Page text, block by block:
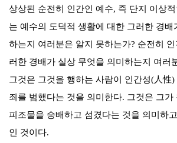
상상된 순전히 인간인 예수, 즉 단지 이상
는 예수의 도덕적 생활에 대한 그러한 경배
하는지 여러분은 알지 못하는가? 순전히
러한 경배가 실상 무엇을 의미하는지 여러
그것은 그것을 행하는 사람이 인간성(人性)
죄를 범했다는 것을 의미한다. 그것은 그가
피조물을 숭배하고 섬겼다는 것을 의미하고
인 것이다.